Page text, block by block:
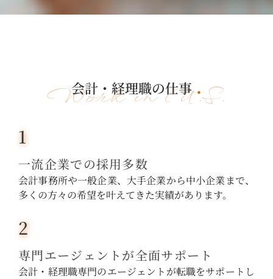
会計・経理職の仕事
Work in U.S.
1
一流企業での採用多数
会計事務所や一般企業、大手企業から中小企業まで、
多くの方々の希望を叶えてきた実績があります。
2
専門エージェントが全面サポート
会計・経理職専門のエージェントが転職をサポートし